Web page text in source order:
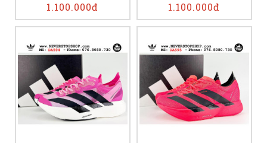
1.100.000đ 1.100.000đ